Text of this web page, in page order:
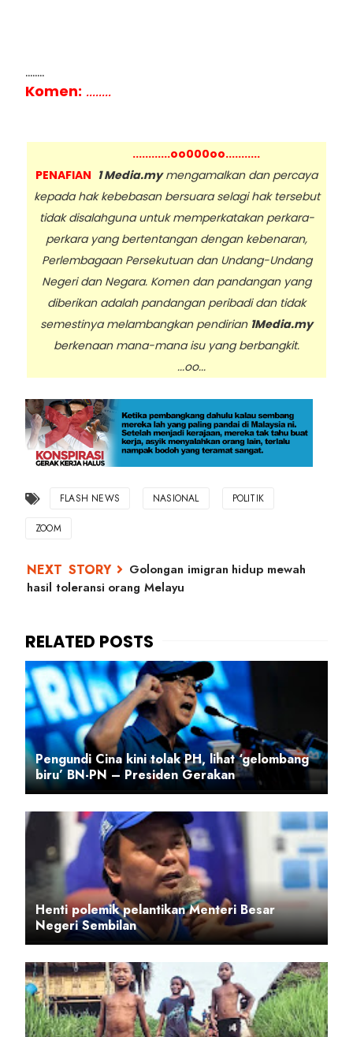
........
Komen: ........
............oo000oo...........
PENAFIAN 1 Media.mymengamalkan dan percaya
kepada hak kebebasan bersuara selagi hak tersebut
tidak disalahguna untuk memperkatakan perkara-
perkara yang bertentangan dengan kebenaran,
Perlembagaan Persekutuan dan Undang-Undang
Negeri dan Negara. Komen dan pandangan yang
diberikan adalah pandangan peribadi dan tidak
semestinya melambangkan pendirian 1Media.my
berkenaan mana-mana isu yang berbangkit.
...oo...
FLASH NEWS NASIONAL POLITIK
ZOOM
Golongan imigran hidup mewah
hasil toleransi orang Melayu
Pengundi Cina kini tolak PH, lihat ‘gelombang
biru’ BN-PN – Presiden Gerakan
Henti polemik pelantikan Menteri Besar
Negeri Sembilan